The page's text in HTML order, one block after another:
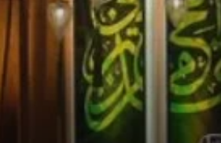
الإفتاء: محاكاة الأشخاص الأحياء بالذكاء
الاصطناعى لتزييف الوقائع محرمة شرعا
ومجرمة قانونا
اعرف الصح..ما حكم تقطيع حلوى مُجسَّمةٍ
على هيئة حيوان أمام حيوان حيّ لإفزاعه؟